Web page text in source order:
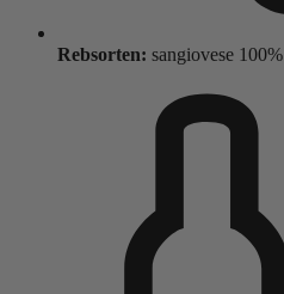
Rebsorten: sangiovese 100%